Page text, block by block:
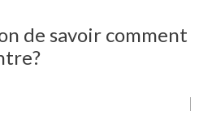
de savoir comment